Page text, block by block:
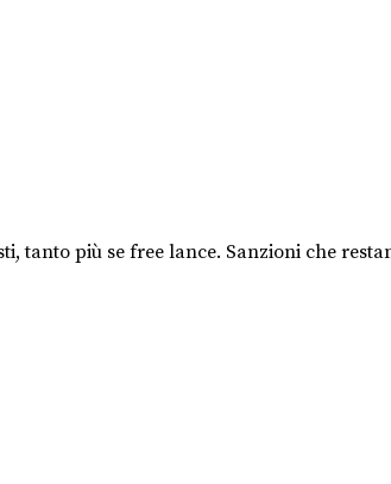
più se free lance. Sanzioni che